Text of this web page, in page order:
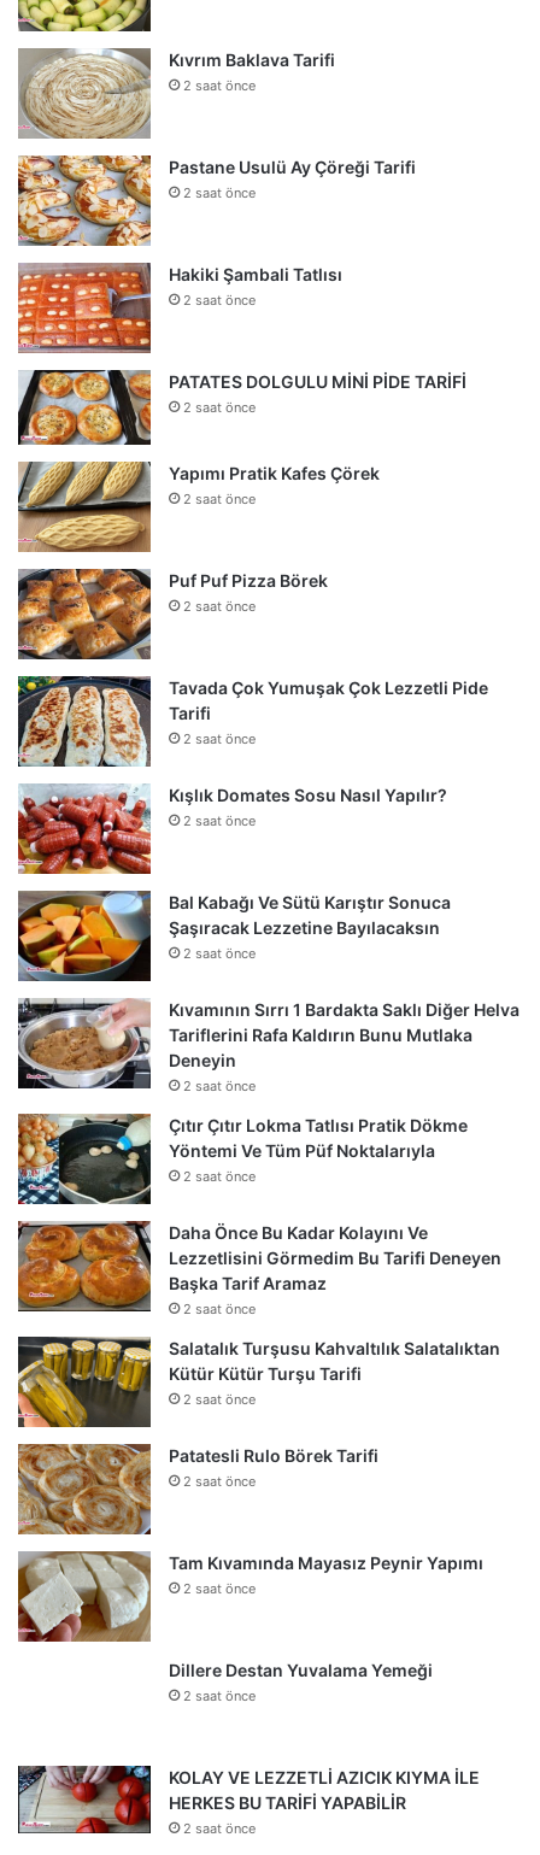
Kıvrım Baklava Tarifi
2 saat önce
Pastane Usulü Ay Çöreği Tarifi
2 saat önce
Hakiki Şambali Tatlısı
2 saat önce
PATATES DOLGULU MİNİ PİDE TARİFİ
2 saat önce
Yapımı Pratik Kafes Çörek
2 saat önce
Puf Puf Pizza Börek
2 saat önce
Tavada Çok Yumuşak Çok Lezzetli Pide
Tarifi
2 saat önce
Kışlık Domates Sosu Nasıl Yapılır?
2 saat önce
Bal Kabağı Ve Sütü Karıştır Sonuca
Şaşıracak Lezzetine Bayılacaksın
2 saat önce
Kıvamının Sırrı 1 Bardakta Saklı Diğer Helva
Tariflerini Rafa Kaldırın Bunu Mutlaka
Deneyin
2 saat önce
Çıtır Çıtır Lokma Tatlısı Pratik Dökme
Yöntemi Ve Tüm Püf Noktalarıyla
2 saat önce
Daha Önce Bu Kadar Kolayını Ve
Lezzetlisini Görmedim Bu Tarifi Deneyen
Başka Tarif Aramaz
2 saat önce
Salatalık Turşusu Kahvaltılık Salatalıktan
Kütür Kütür Turşu Tarifi
2 saat önce
Patatesli Rulo Börek Tarifi
2 saat önce
Tam Kıvamında Mayasız Peynir Yapımı
2 saat önce
Dillere Destan Yuvalama Yemeği
2 saat önce
KOLAY VE LEZZETLİ AZICIK KIYMA İLE
HERKES BU TARİFİ YAPABİLİR
2 saat önce